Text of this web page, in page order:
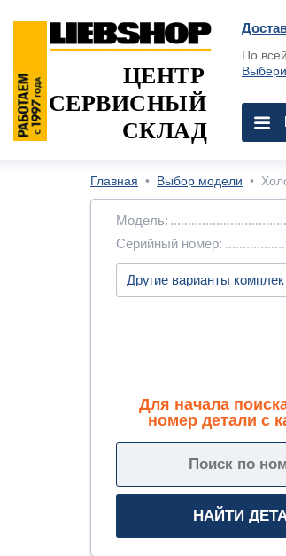
По
ЦЕНТР
СЕРВИСНЫЙ
СКЛАД
Главная • Выбор модели •
Модель:
Серийный номер:
Для начала
номер детали с